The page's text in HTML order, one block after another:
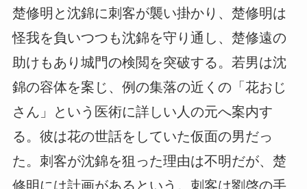
楚修明と沈錦に刺客が襲い掛かり、楚修明は
怪我を負いつつも沈錦を守り通し、楚修遠の
助けもあり城門の検閲を突破する。若男は沈
錦の容体を案じ、例の集落の近くの「花おじ
さん」という医術に詳しい人の元へ案内す
る。彼は花の世話をしていた仮面の男だっ
た。刺客が沈錦を狙った理由は不明だが、楚
修明には計画があるという。刺客は劉啓の手